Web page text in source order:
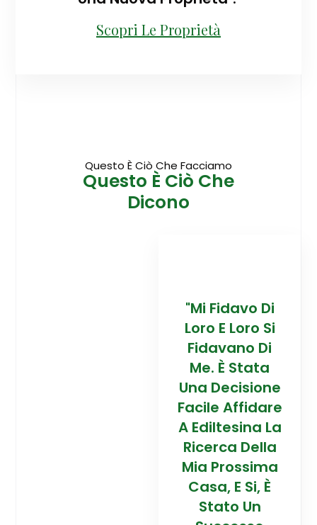
Scopri Le Proprietà
Questo È Ciò Che Facciamo
Questo È Ciò Che
Dicono
"Mi Fidavo Di
Loro E Loro Si
Fidavano Di
Me. È Stata
Una Decisione
Facile Affidare
A Ediltesina La
Ricerca Della
Mia Prossima
Casa, E Si, È
Stato Un